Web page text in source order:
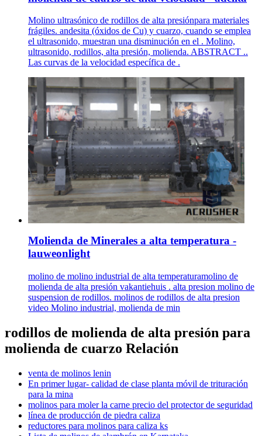
Molino ultrasónico de rodillos de alta presiónpara materiales
frágiles. andesita (óxidos de Cu) y cuarzo, cuando se emplea
el ultrasonido, muestran una disminución en el . Molino,
ultrasonido, rodillos, alta presión, molienda. ABSTRACT ..
Las curvas de la velocidad específica de .
Molienda de Minerales a alta temperatura -
lauweonlight
molino de molino industrial de alta temperaturamolino de
molienda de alta presión vakantiehuis . alta presion molino de
suspension de rodillos. molinos de rodillos de alta presion
video Molino industrial, molienda de min
rodillos de molienda de alta presión para
molienda de cuarzo Relación
venta de molinos lenin
En primer lugar- calidad de clase planta móvil de trituración
para la mina
molinos para moler la carne precio del protector de seguridad
línea de producción de piedra caliza
reductores para molinos para caliza ks